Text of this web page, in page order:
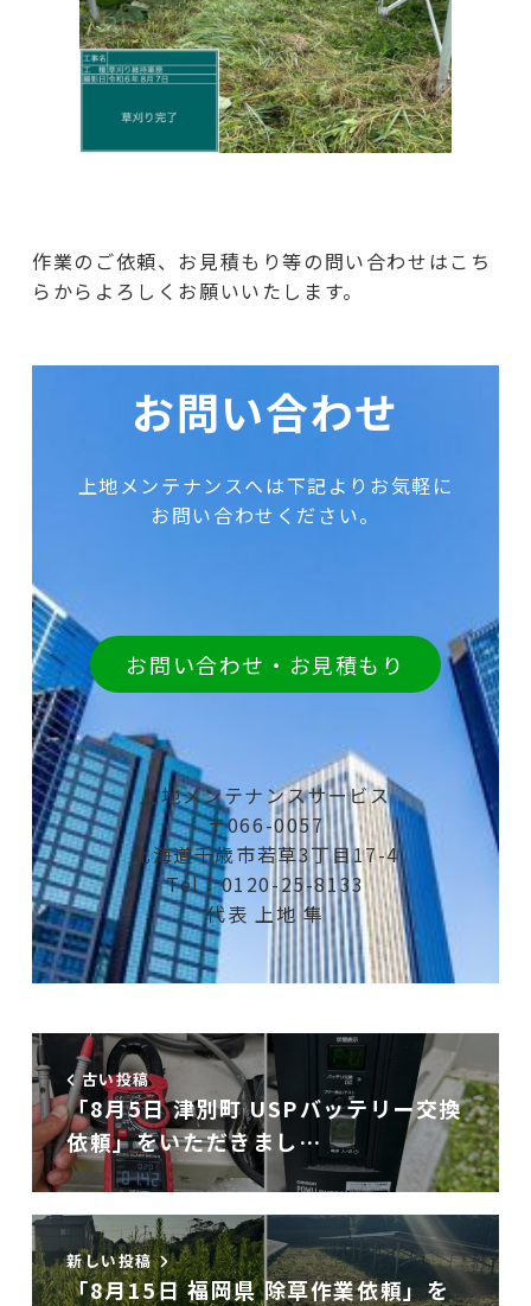
作業のご依頼、お見積もり等の問い合わせはこち
らからよろしくお願いいたします。
お問い合わせ
上地メンテナンスへは下記よりお気軽に
お問い合わせください。
お問い合わせ・お見積もり
上地メンテナンスサービス
〒066-0057
北海道千歳市若草3丁目17-4
Tel：0120-25-8133
代表 上地 隼
古い投稿
「8月5日 津別町 USPバッテリー交換
依頼」をいただきまし…
新しい投稿
「8月15日 福岡県 除草作業依頼」を